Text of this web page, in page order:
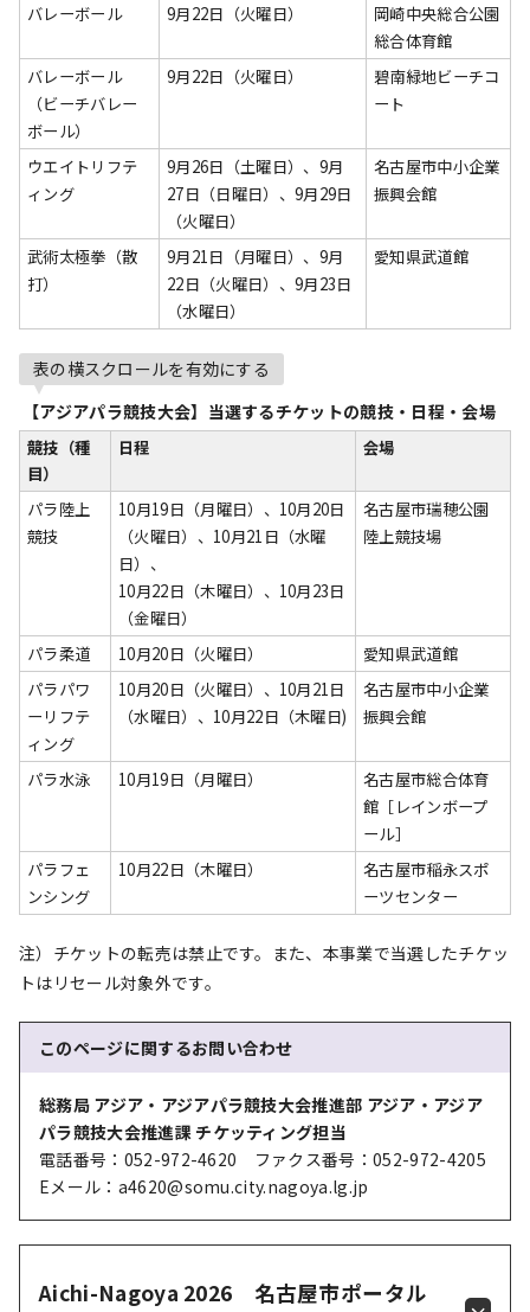
バレーボール
9月22日（火曜日）
岡崎中央総合公園
総合体育館
バレーボール
（ビーチバレー
ボール）
9月22日（火曜日）
碧南緑地ビーチコ
ート
ウエイトリフテ
ィング
9月26日（土曜日）、9月
27日（日曜日）、9月29日
（火曜日）
名古屋市中小企業
振興会館
武術太極拳（散
打）
9月21日（月曜日）、9月
22日（火曜日）、9月23日
（水曜日）
愛知県武道館
表の横スクロールを有効にする
【アジアパラ競技大会】当選するチケットの競技・日程・会場
競技（種
目）
日程 会場
パラ陸上
競技
10月19日（月曜日）、10月20日
（火曜日）、10月21日（水曜
日）、
10月22日（木曜日）、10月23日
（金曜日）
名古屋市瑞穂公園
陸上競技場
パラ柔道 10月20日（火曜日）
愛知県武道館
パラパワ
ーリフテ
ィング
10月20日（火曜日）、10月21日
（水曜日）、10月22日（木曜日)
名古屋市中小企業
振興会館
パラ水泳 10月19日（月曜日）
名古屋市総合体育
館［レインボープ
ール］
パラフェ
ンシング
10月22日（木曜日）
名古屋市稲永スポ
ーツセンター
注）チケットの転売は禁止です。また、本事業で当選したチケッ
トはリセール対象外です。
このページに関するお問い合わせ
総務局 アジア・アジアパラ競技大会推進部 アジア・アジア
パラ競技大会推進課 チケッティング担当
電話番号：052-972-4620 ファクス番号：052-972-4205
Eメール：a4620@somu.city.nagoya.lg.jp
Aichi-Nagoya 2026 名古屋市ポータル